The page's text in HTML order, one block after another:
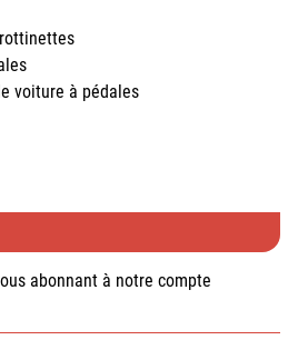
voiture à pédales
abonnant à notre compte